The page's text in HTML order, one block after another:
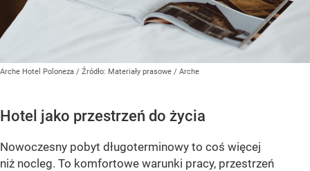
Arche Hotel Poloneza / Źródło: Materiały prasowe / Arche
Hotel jako przestrzeń do życia
Nowoczesny pobyt długoterminowy to coś więcej
niż nocleg. To komfortowe warunki pracy, przestrzeń